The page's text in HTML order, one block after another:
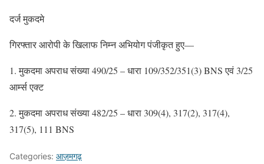
दर्ज मुकदमे
गिरफ्तार आरोपी के खिलाफ निम्न अभियोग पंजीकृत हुए—
1. मुकदमा अपराध संख्या 490/25 – धारा 109/352/351(3) BNS एवं 3/25
आर्म्स एक्ट
2. मुकदमा अपराध संख्या 482/25 – धारा 309(4), 317(2), 317(4),
317(5), 111 BNS
Categories: आज़मगढ़